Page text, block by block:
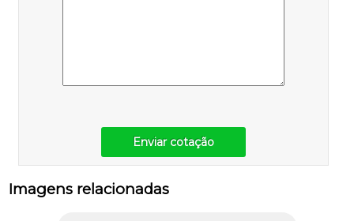
Enviar cotação
Imagens relacionadas